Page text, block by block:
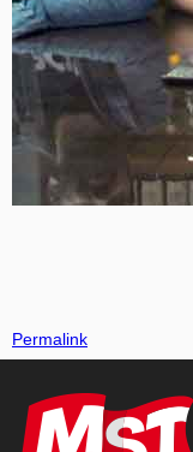
Permalink